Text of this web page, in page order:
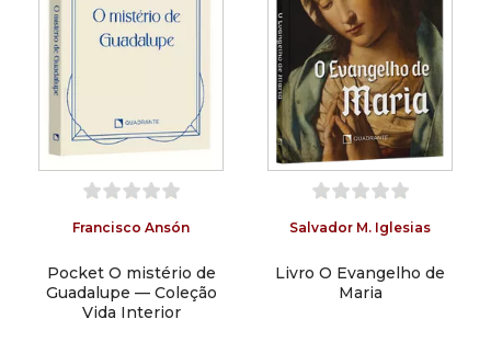
Francisco Ansón
Pocket O mistério de
Guadalupe — Coleção
Vida Interior
Salvador M. Iglesias
Livro O Evangelho de
Maria